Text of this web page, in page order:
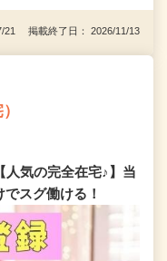
21 掲載終了日： 2026/11/13
気の完全在宅♪】当
スグ働ける！